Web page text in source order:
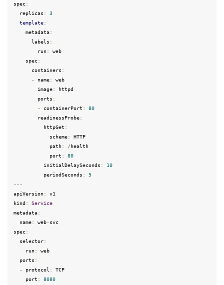
spec:
  replicas
:
3
template:
    metadata
:
      labels
:
        run
:
web
    spec
:
      containers
:
- name:
web
        image
:
httpd
        ports
:
- containerPort :
80
        readinessProbe
:
          httpGet
:
            scheme
:
HTTP
            path
: /health
            port
:
80
          initialDelaySeconds
:
10
          periodSeconds
:
5
---
apiVersion:
v1
kind :
Service
metadata:
  name
: web-
svc
spec:
  selector
:
    run
:
web
  ports
:
- protocol :
TCP
    port
:
8080